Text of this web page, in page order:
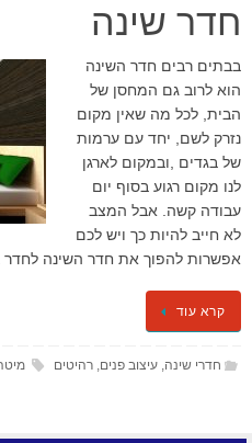
חדר שינה
בבתים רבים חדר השינה
הוא לרוב גם המחסן של
הבית, לכל מה שאין מקום
נזרק לשם, יחד עם ערמות
של בגדים ,ובמקום לארגן
לנו מקום רגוע בסוף יום
עבודה קשה. אבל המצב
לא חייב להיות כך ויש לכם
אפשרות להפוך את חדר השינה
קרא עוד
חדרי שינה עיצוב פנים רהיטים